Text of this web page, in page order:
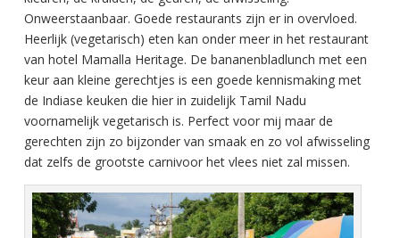
Onweerstaanbaar. Goede restaurants zijn er in overvloed.
Heerlijk (vegetarisch) eten kan onder meer in het restaurant
van hotel Mamalla Heritage. De bananenbladlunch met een
keur aan kleine gerechtjes is een goede kennismaking met
de Indiase keuken die hier in zuidelijk Tamil Nadu
voornamelijk vegetarisch is. Perfect voor mij maar de
gerechten zijn zo bijzonder van smaak en zo vol afwisseling
dat zelfs de grootste carnivoor het vlees niet zal missen.